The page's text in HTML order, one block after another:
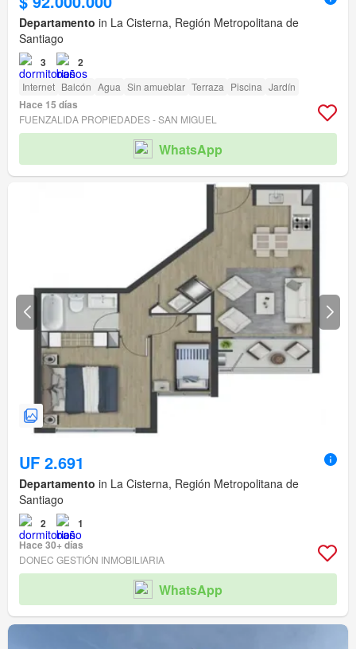
Departamento in La Cisterna, Región Metropolitana de
Santiago
3 2
Internet Balcón Agua Sin amueblar Terraza Piscina Jardín
Hace 15 días
FUENZALIDA PROPIEDADES - SAN MIGUEL
WhatsApp
UF 2.691
Departamento in La Cisterna, Región Metropolitana de
Santiago
2
1
Hace 30+ días
DONEC GESTIÓN INMOBILIARIA
WhatsApp